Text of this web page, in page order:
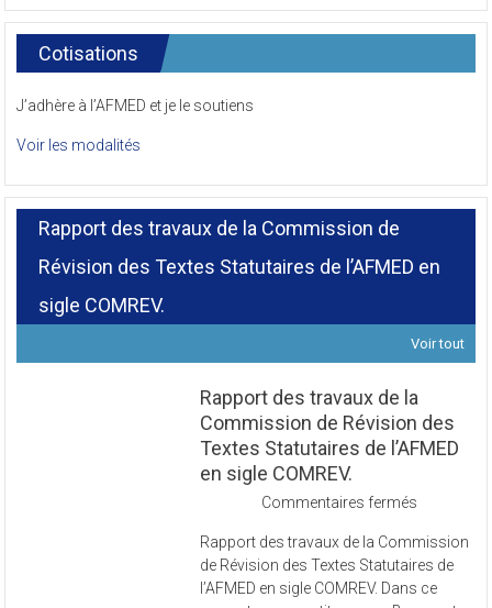
Cotisations
J’adhère à l’AFMED et je le soutiens
Voir les modalités
Rapport des travaux de la Commission de
Révision des Textes Statutaires de l’AFMED en
sigle COMREV.
Voir tout
Rapport des travaux de la
Commission de Révision des
Textes Statutaires de l’AFMED
en sigle COMREV.
Commentaires fermés
des
travaux
de
Rapport des travaux de la Commission
de Révision des Textes Statutaires de
l’AFMED en sigle COMREV. Dans ce